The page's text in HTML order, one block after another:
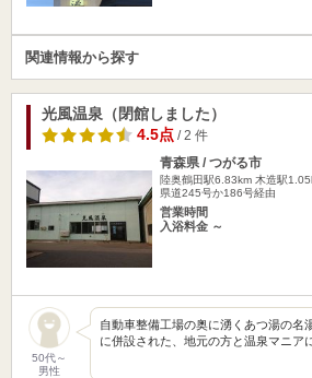
関連情報から探す
光風温泉（閉館しました）
4.5点/ 2 件
青森県 / つがる市
陸奥鶴田駅6.83km 木造駅
県道245号か186号経由
営業時間
入浴料金 ～
50代～
男性
自動車整備工場の奥に湧くあつ湯の名
に併設された、地元の方と温泉マニア